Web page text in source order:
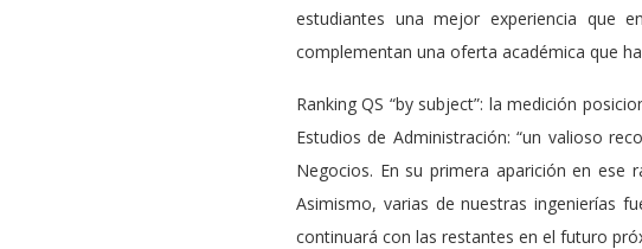
estudiantes una mejor experiencia que
complementan una oferta académica que
Ranking QS “by subject”: la medición
Estudios de Administración: “un valioso
Negocios. En su primera aparición en ese
Asimismo, varias de nuestras ingenierías
continuará con las restantes en el futuro